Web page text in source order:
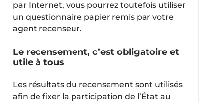
par Internet, vous pourrez toutefois utiliser
un questionnaire papier remis par votre
agent recenseur.
Le recensement, c’est obligatoire et
utile à tous
Les résultats du recensement sont utilisés
afin de fixer la participation de l’État au